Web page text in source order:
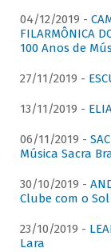
04/12/2019 -
FILARMÔNICA
100 Anos de
27/11/2019 -
13/11/2019 -
06/11/2019 -
Música Sacra
30/10/2019 -
Clube com o
23/10/2019 -
Lara